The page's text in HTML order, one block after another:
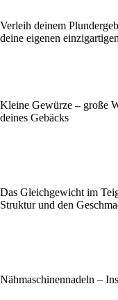
Verleih deinem
deine eigenen
Kleine Gewürze – große
deines Gebäcks
Das Gleichgewicht im
Struktur und den
Nähmaschinennadeln –